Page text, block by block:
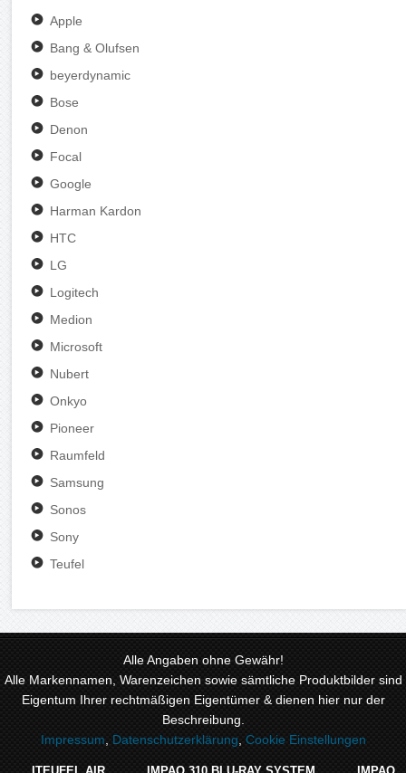
Apple
Bang & Olufsen
beyerdynamic
Bose
Denon
Focal
Google
Harman Kardon
HTC
LG
Logitech
Medion
Microsoft
Nubert
Onkyo
Pioneer
Raumfeld
Samsung
Sonos
Sony
Teufel
Alle Angaben ohne Gewähr!
Alle Markennamen, Warenzeichen sowie sämtliche Produktbilder sind
Eigentum Ihrer rechtmäßigen Eigentümer & dienen hier nur der
Beschreibung.
Impressum
Datenschutzerklärung Cookie Einstellungen